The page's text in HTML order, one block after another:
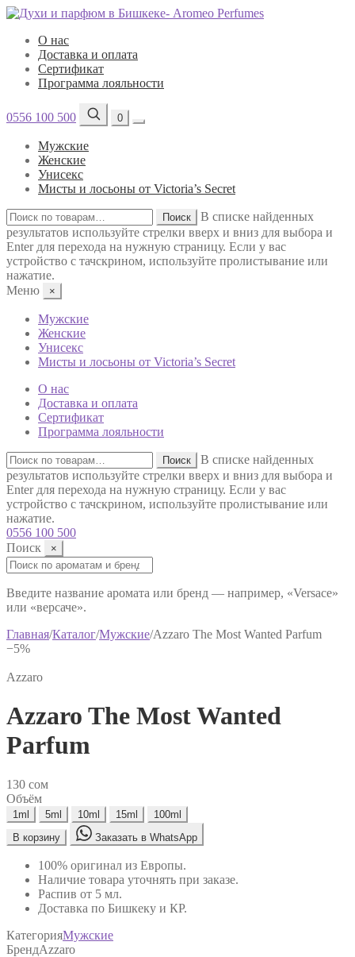
О нас
Доставка и оплата
Сертификат
Программа лояльности
0556 100 500 0
Мужские
Женские
Унисекс
Мисты и лосьоны от Victoria’s Secret
Искать:
Поиск
В списке найденных
результатов используйте стрелки вверх и вниз для выбора и
Enter для перехода на нужную страницу. Если у вас
устройство с тачскрином, используйте пролистывание или
нажатие.
Меню
×
Мужские
Женские
Унисекс
Мисты и лосьоны от Victoria’s Secret
О нас
Доставка и оплата
Сертификат
Программа лояльности
Искать:
Поиск
В списке найденных
результатов используйте стрелки вверх и вниз для выбора и
Enter для перехода на нужную страницу. Если у вас
устройство с тачскрином, используйте пролистывание или
нажатие.
0556 100 500
Поиск
×
Поиск:
Введите название аромата или бренд — например, «Versace»
или «версаче».
Главная/Каталог/Мужские/Azzaro The Most Wanted Parfum
−5%
Azzaro
Azzaro The Most Wanted
Parfum
130 сом
Объём
1ml 5ml 10ml 15ml
100ml
В корзину
Заказать в WhatsApp
100% оригинал из Европы.
Наличие товара уточнять при заказе.
Распив от 5 мл.
Доставка по Бишкеку и КР.
КатегорияМужские
БрендAzzaro